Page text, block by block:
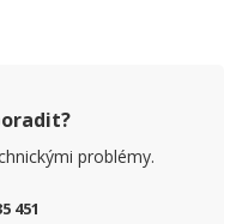
problémy.
451